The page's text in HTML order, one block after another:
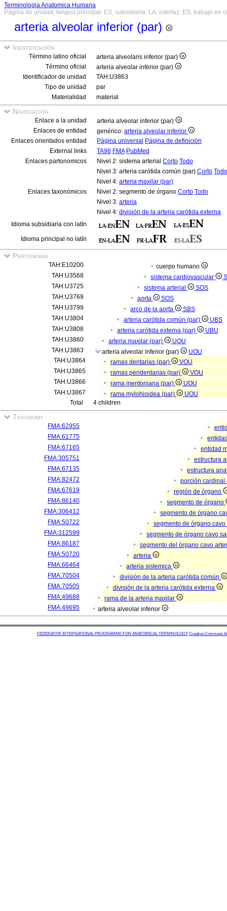
Terminologia Anatomica Humana
Página de unidad, lengua principal: ES, subsidiaria: LA, interfaz: ES, trabajo en
arteria alveolar inferior (par)
Identificación
Término latino oficial
arteria alveolaris inferior (par)
Término oficial
arteria alveolar inferior (par)
Identificador de unidad
TAH:U3863
Tipo de unidad
par
Materialidad
material
Navegación
Enlace a la unidad
arteria alveolar inferior (par)
Enlaces de entidad
genérico: arteria alveolar inferior
Enlaces orientados entidad
Página universal Página de definición
External links
TA98 FMA PubMed
Enlaces partonomicos
Nivel 2: sistema arterial Corto Todo
Nivel 3: arteria carótida común (par) Corto Todo
Nivel 4: arteria maxilar (par)
Enlaces taxonómicos
Nivel 2: segmento de órgano Corto Todo
Nivel 3: arteria
Nivel 4: división de la arteria carótida externa
Idioma subsidiaria con latín
Idioma principal no latín
Partonomia
TAH:E10200
cuerpo humano
TAH:U3568
sistema cardiovascular
TAH:U3725
sistema arterial
SOS
TAH:U3769
aorta
SOS
TAH:U3799
arco de la aorta
SBS
TAH:U3804
arteria carótida común (par)
UBS
TAH:U3808
arteria carótida externa (par)
UBU
TAH:U3860
arteria maxilar (par)
UOU
TAH:U3863
arteria alveolar inferior (par)
UOU
TAH:U3864
ramas dentarias (par)
VOU
TAH:U3865
ramas peridentarias (par)
VOU
TAH:U3866
rama mentoniana (par)
UOU
TAH:U3867
rama mylohioidea (par)
UOU
Total
4 children
Taxonomy
FMA:62955
FMA:61775
FMA:67165
entidad
FMA:305751
estructura
FMA:67135
estructura
FMA:82472
porción
FMA:67619
región de órgano
FMA:86140
segmento de órgano
FMA:306412
segmento de órgano
FMA:50722
segmento de órgano
FMA:312599
segmento de órgano cavo
FMA:86187
segmento del órgano cavo
FMA:50720
arteria
FMA:66464
arteria sistemica
FMA:70504
división de la arteria carótida común
FMA:70505
división de la arteria carótida externa
FMA:49688
rama de la arteria maxilar
FMA:49695
arteria alveolar inferior
FEDERATIVE INTERNATIONAL PROGRAMME FOR ANATOMICAL TERMINOLOGY Creative Commons